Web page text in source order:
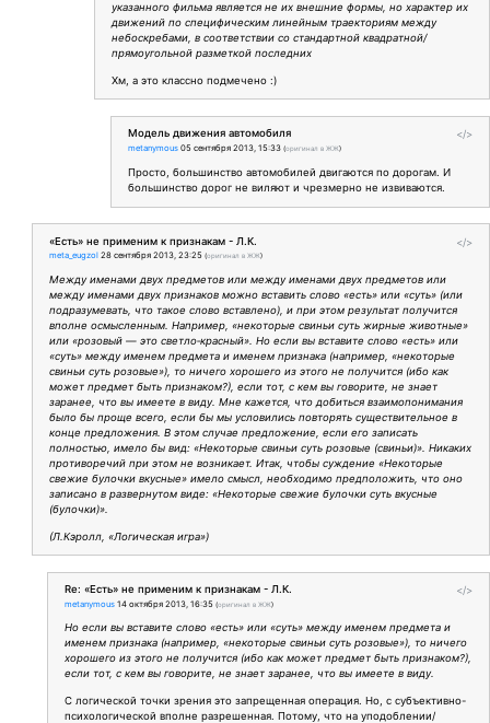
указанного фильма является не их внешние формы, но характер их
движений по специфическим линейным траекториям между
небоскребами, в соответствии со стандартной квадратной/
прямоугольной разметкой последних
Хм, а это классно подмечено :)
</>
Модель движения автомобиля
metanymous 05 сентября 2013, 15:33 (оригинал в ЖЖ)
Просто, большинство автомобилей двигаются по дорогам. И
большинство дорог не виляют и чрезмерно не извиваются.
</>
«Есть» не применим к признакам - Л.К.
meta_eugzol 28 сентября 2013, 23:25 (оригинал в ЖЖ)
Между именами двух предметов или между именами двух предметов или
между именами двух признаков можно вставить слово «есть» или «суть» (или
подразумевать, что такое слово вставлено), и при этом результат получится
вполне осмысленным. Например, «некоторые свиньи суть жирные животные»
или «розовый — это светло‑красный». Но если вы вставите слово «есть» или
«суть» между именем предмета и именем признака (например, «некоторые
свиньи суть розовые»), то ничего хорошего из этого не получится (ибо как
может предмет быть признаком?), если тот, с кем вы говорите, не знает
заранее, что вы имеете в виду. Мне кажется, что добиться взаимопонимания
было бы проще всего, если бы мы условились повторять существительное в
конце предложения. В этом случае предложение, если его записать
полностью, имело бы вид: «Некоторые свиньи суть розовые (свиньи)». Никаких
противоречий при этом не возникает. Итак, чтобы суждение «Некоторые
свежие булочки вкусные» имело смысл, необходимо предположить, что оно
записано в развернутом виде: «Некоторые свежие булочки суть вкусные
(булочки)».
(Л.Кэролл, «Логическая игра»)
</>
Re: «Есть» не применим к признакам - Л.К.
metanymous 14 октября 2013, 16:35 (оригинал в ЖЖ)
Но если вы вставите слово «есть» или «суть» между именем предмета и
именем признака (например, «некоторые свиньи суть розовые»), то ничего
хорошего из этого не получится (ибо как может предмет быть признаком?),
если тот, с кем вы говорите, не знает заранее, что вы имеете в виду.
С логической точки зрения это запрещенная операция. Но, с субъективно-
психологической вполне разрешенная. Потому, что на уподоблении/